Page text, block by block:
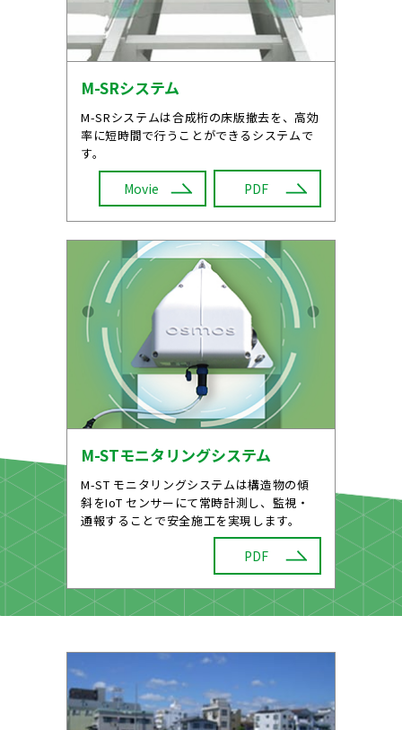
M-SRシステム
M-SRシステムは合成桁の床版撤去を、高効
率に短時間で行うことができるシステムで
す。
Movie PDF
M-STモニタリングシステム
M-ST モニタリングシステムは構造物の傾
斜をIoT センサーにて常時計測し、監視・
通報することで安全施工を実現します。
PDF